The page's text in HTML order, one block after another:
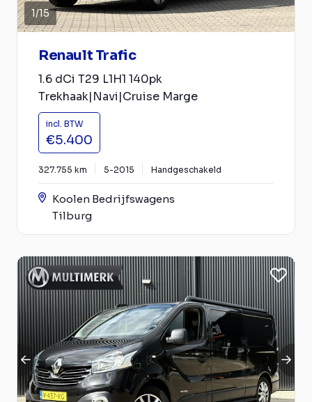
1/15
Renault Trafic
1.6 dCi T29 L1H1 140pk
Trekhaak|Navi|Cruise Marge
incl. BTW
€5.400
327.755 km 5-2015 Handgeschakeld
Koolen Bedrijfswagens
Tilburg